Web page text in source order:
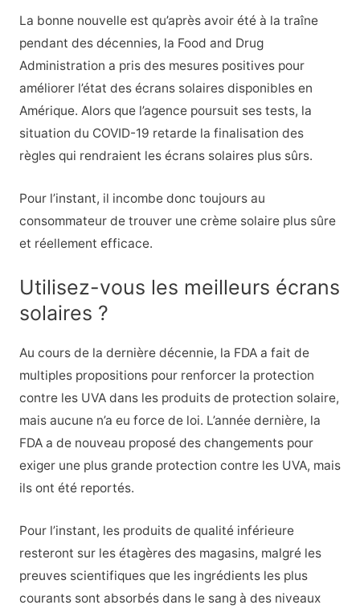
La bonne nouvelle est qu’après avoir été à la traîne
pendant des décennies, la Food and Drug
Administration a pris des mesures positives pour
améliorer l’état des écrans solaires disponibles en
Amérique. Alors que l’agence poursuit ses tests, la
situation du COVID-19 retarde la finalisation des
règles qui rendraient les écrans solaires plus sûrs.
Pour l’instant, il incombe donc toujours au
consommateur de trouver une crème solaire plus sûre
et réellement efficace.
Utilisez-vous les meilleurs écrans
solaires ?
Au cours de la dernière décennie, la FDA a fait de
multiples propositions pour renforcer la protection
contre les UVA dans les produits de protection solaire,
mais aucune n’a eu force de loi. L’année dernière, la
FDA a de nouveau proposé des changements pour
exiger une plus grande protection contre les UVA, mais
ils ont été reportés.
Pour l’instant, les produits de qualité inférieure
resteront sur les étagères des magasins, malgré les
preuves scientifiques que les ingrédients les plus
courants sont absorbés dans le sang à des niveaux